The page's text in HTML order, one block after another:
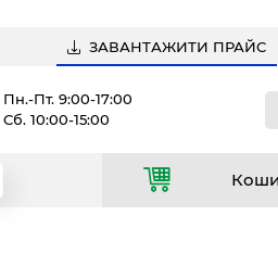
ЗАВАНТАЖИТИ ПРАЙС
Пн.-Пт. 9:00-17:00
Сб. 10:00-15:00